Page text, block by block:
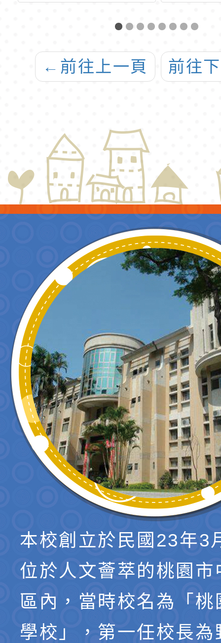
← 前往上一頁 前往
本校創立於民國23年3
位於人文薈萃的桃園市
區內，當時校名為「桃
學校」，第一任校長為